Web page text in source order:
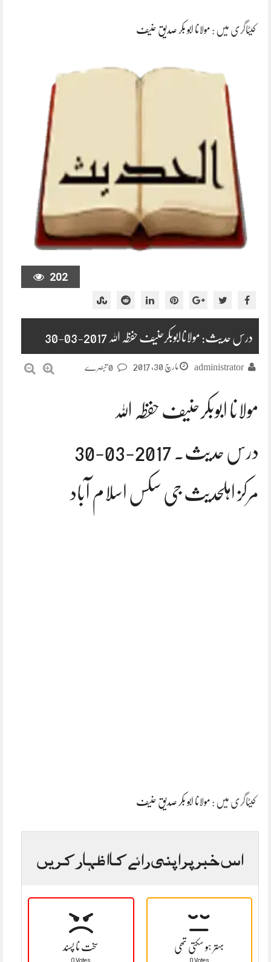
کیٹاگری میں : مولانا ابو بکر صدیق حنیف
202
درس حدیث: مولاناابوبکرحنیف حفظہ اللہ 2017-03-30
administrator مارچ 30, 2017
مولانا ابوبکرحنیف حفظہ اللہ
درس حدیث. 2017-03-30
مرکز اہلحدیث جی سکس اسلام آباد
کیٹاگری میں : مولانا ابو بکر صدیق حنیف
اس خبر پر اپنی رائے کا اظہار کریں
سخت نا پسند
0 Votes
بہتر ہو سکتی تھی
0 Votes